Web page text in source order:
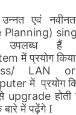
उन्नत एवं
Planning)
उपलब्ध हैं
में प्रयोग किया
LAN
में प्रयोग
upgradeहोती
बारे में पढ़ेंगे I